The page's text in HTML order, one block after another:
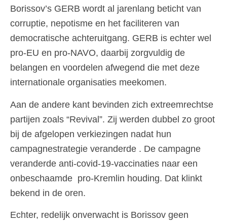
Borissov’s GERB wordt al jarenlang beticht van
corruptie, nepotisme en het faciliteren van
democratische achteruitgang. GERB is echter wel
pro-EU en pro-NAVO, daarbij zorgvuldig de
belangen en voordelen afwegend die met deze
internationale organisaties meekomen.
Aan de andere kant bevinden zich extreemrechtse
partijen zoals “Revival”. Zij werden dubbel zo groot
bij de afgelopen verkiezingen nadat hun
campagnestrategie veranderde . De campagne
veranderde anti-covid-19-vaccinaties naar een
onbeschaamde pro-Kremlin houding. Dat klinkt
bekend in de oren.
Echter, redelijk onverwacht is Borissov geen